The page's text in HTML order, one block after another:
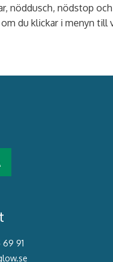
nöddusch, nödstop
du klickar i menyn till
91